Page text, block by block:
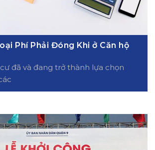
Phí Phải Đóng Khi ở Căn hộ
đã và đang trở thành lựa chọn